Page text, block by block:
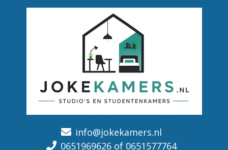
info@jokekamers.nl
0651969626 of 0651577764